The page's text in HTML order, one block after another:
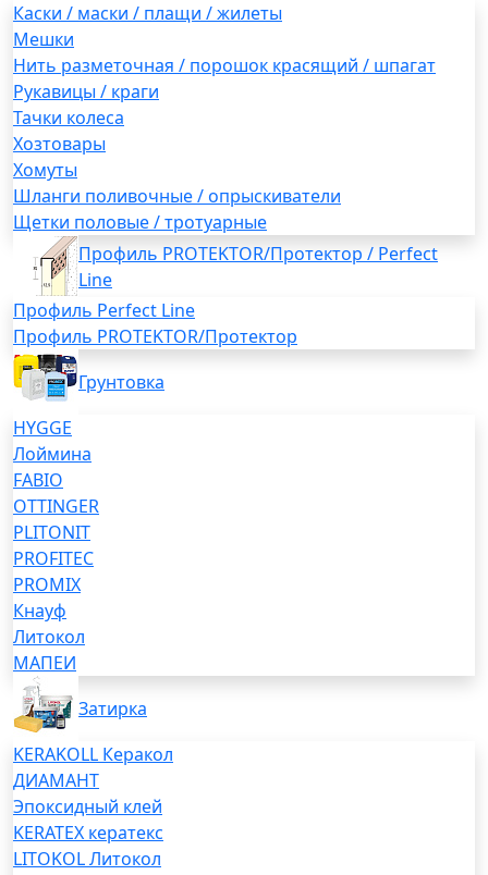
Каски / маски / плащи / жилеты
Мешки
Нить разметочная / порошок красящий / шпагат
Рукавицы / краги
Тачки колеса
Хозтовары
Хомуты
Шланги поливочные / опрыскиватели
Щетки половые / тротуарные
Профиль PROTEKTOR/Протектор / Perfect
Line
Профиль Perfect Line
Профиль PROTEKTOR/Протектор
Грунтовка
HYGGE
Лоймина
FABIO
OTTINGER
PLITONIT
PROFITEC
PROMIX
Кнауф
Литокол
МАПЕИ
Затирка
KERAKOLL Керакол
ДИАМАНТ
Эпоксидный клей
KERATEX кератекс
LITOKOL Литокол